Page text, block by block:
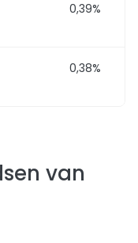
0,39%
0,38%
van